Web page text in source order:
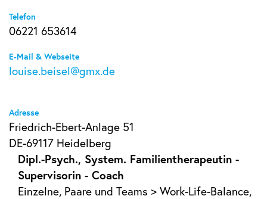
Telefon
06221 653614
E-Mail & Webseite
louise.beisel@gmx.de
Adresse
Friedrich-Ebert-Anlage 51
DE-69117 Heidelberg
Dipl.-Psych., System. Familientherapeutin -
Supervisorin - Coach
Einzelne, Paare und Teams > Work-Life-Balance,